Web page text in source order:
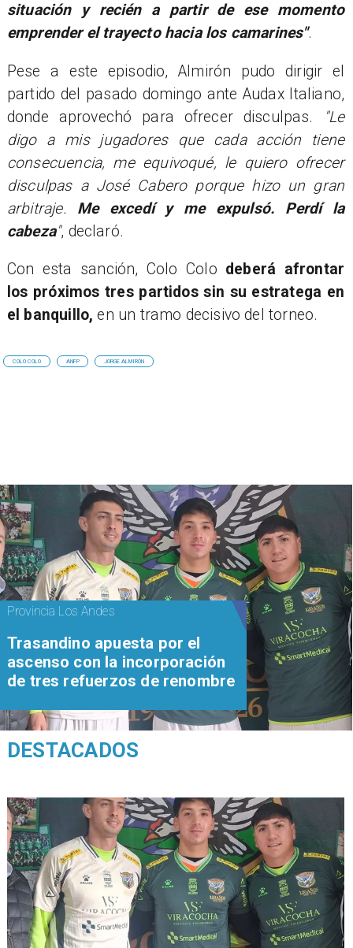
situación y recién a partir de ese momento
emprender el trayecto hacia los camarines".
Pese a este episodio, Almirón pudo dirigir el
partido del pasado domingo ante Audax Italiano,
donde aprovechó para ofrecer disculpas.
"Le
digo a mis jugadores que cada acción tiene
consecuencia, me equivoqué, le quiero ofrecer
disculpas a José Cabero porque hizo un gran
arbitraje. Me excedí y me expulsó. Perdí la
cabeza", declaró.
Con esta sanción, Colo Colo deberá afrontar
los próximos tres partidos sin su estratega en
el banquillo, en un tramo decisivo del torneo.
COLO COLO ANFP JORGE ALMIRÓN
Provincia Los Andes
Trasandino apuesta por el
ascenso con la incorporación
de tres refuerzos de renombre
DESTACADOS